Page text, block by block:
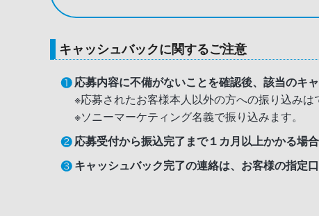
キャッシュバックに関するご注意
応募内容に不備がないことを確認後、該当のキ
※応募されたお客様本人以外の方への振り込みは
※ソニーマーケティング名義で振り込みます。
応募受付から振込完了まで１カ月以上かかる場合
キャッシュバック完了の連絡は、お客様の指定